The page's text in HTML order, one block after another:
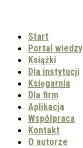
Start
Portal wiedzy
Książki
Dla instytucji
Księgarnia
Dla firm
Aplikacja
Współpraca
Kontakt
O autorze